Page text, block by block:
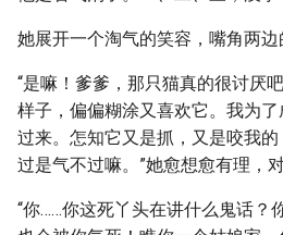
她展开一个淘气的笑容，嘴角两边
“是嘛！爹爹，那只猫真的很讨厌
样子，偏偏糊涂又喜欢它。我为了
过来。怎知它又是抓，又是咬我
过是气不过嘛。”她愈想愈有理，
“你……你这死丫头在讲什么鬼话？